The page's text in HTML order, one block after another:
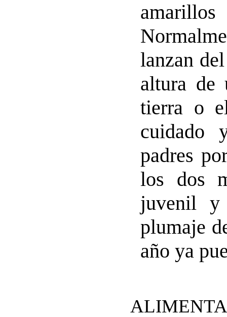
lanzan
altura de
tierra o
cuidado
padres
los dos
juvenil y
plumaje
año ya